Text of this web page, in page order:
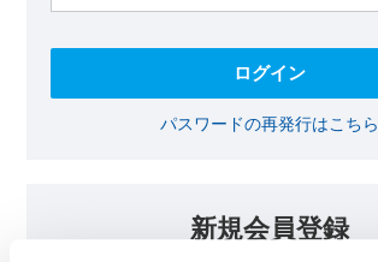
パスワードの再発行はこちら
新規会員登録